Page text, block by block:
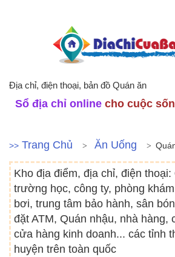
Địa chỉ, điện thoại, bản đồ Quán ăn
Sổ địa chỉ online cho cuộc
>> Trang Chủ Ăn Uống
Kho địa điểm, địa chỉ, điện thoại:
trường học, công ty, phòng
bơi, trung tâm bảo hành, sân
đặt ATM, Quán nhậu, nhà hàng,
cửa hàng kinh doanh... các tỉnh
huyện trên toàn quốc